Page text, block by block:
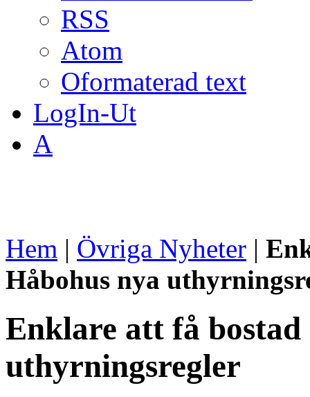
RSS
Atom
Oformaterad text
LogIn-Ut
A
Hem | Övriga Nyheter |
Håbohus nya
Enklare att få bostad
uthyrningsregler